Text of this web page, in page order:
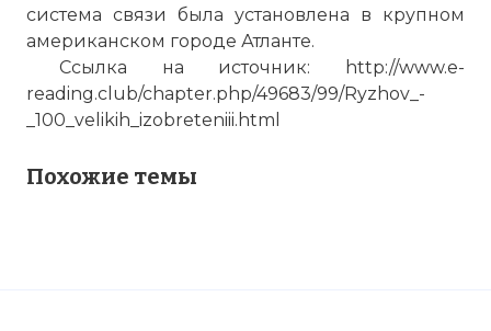
система связи была установлена в крупном
американском городе Атланте.
Ссылка на источник:
http://www.e-
reading.club/chapter.php/49683/99/Ryzhov_-
_100_velikih_izobreteniii.html
Похожие темы